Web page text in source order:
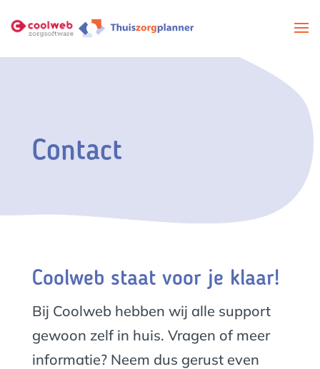
Contact
Coolweb staat voor je klaar!
Bij Coolweb hebben wij alle support
gewoon zelf in huis. Vragen of meer
informatie? Neem dus gerust even